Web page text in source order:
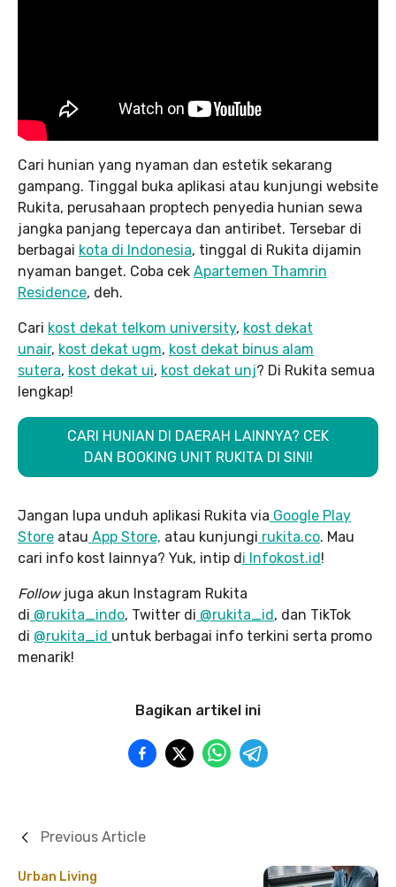
Cari hunian yang nyaman dan estetik sekarang
gampang. Tinggal buka aplikasi atau kunjungi website
Rukita, perusahaan proptech penyedia hunian sewa
jangka panjang tepercaya dan antiribet. Tersebar di
berbagai kota di Indonesia, tinggal di Rukita dijamin
nyaman banget. Coba cek Apartemen Thamrin
Residence, deh.
Cari kost dekat telkom university, kost dekat
unair, kost dekat ugm, kost dekat binus alam
sutera, kost dekat ui, kost dekat unj? Di Rukita semua
lengkap!
CARI HUNIAN DI DAERAH LAINNYA? CEK
DAN BOOKING UNIT RUKITA DI SINI!
Jangan lupa unduh aplikasi Rukita via Google Play
Store atau App Store, atau kunjungi rukita.co. Mau
cari info kost lainnya? Yuk, intip d i Infokost.id !
Follow juga akun Instagram Rukita
di @rukita_indo, Twitter di @rukita_id , dan TikTok
di @rukita_id untuk berbagai info terkini serta promo
menarik!
Bagikan artikel ini
Urban Living
Previous Article